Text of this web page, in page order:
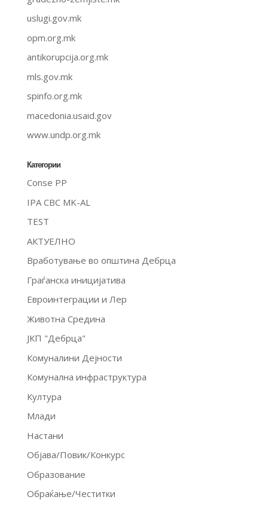
uslugi.gov.mk
opm.org.mk
antikorupcija.org.mk
mls.gov.mk
spinfo.org.mk
macedonia.usaid.gov
www.undp.org.mk
Категории
Conse PP
IPA CBC MK-AL
TEST
АКТУЕЛНО
Вработување во општина Дебрца
Граѓанска иницијатива
Евроинтеграции и Лер
Животна Средина
ЈКП "Дебрца"
Комуналини Дејности
Комунална инфраструктура
Култура
Млади
Настани
Објава/Повик/Конкурс
Образование
Обраќање/Честитки